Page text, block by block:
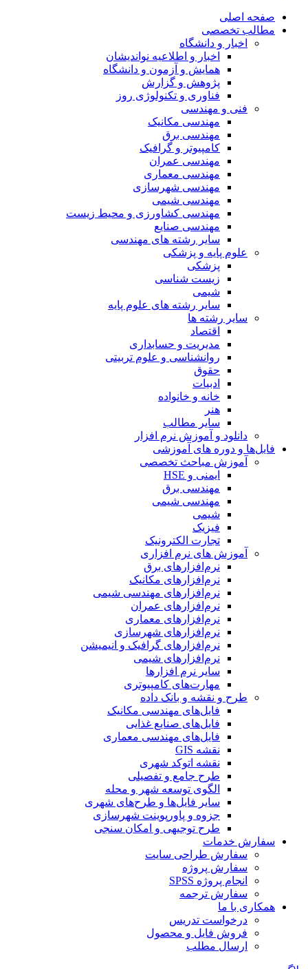
صفحه اصلی
مطالب تخصصی
اخبار و دانشگاه
اخبار و اطلاعیه نواندیشان
همایش و آزمون و دانشگاه
پژوهش و گزارش
فناوری و تکنولوژی روز
فنی و مهندسی
مهندسی مکانیک
مهندسی برق
کامپیوتر و گرافیک
مهندسی عمران
مهندسی معماری
مهندسی شهرسازی
مهندسی شیمی
مهندسی کشاورزی و محیط زیست
مهندسی صنایع
سایر رشته های مهندسی
علوم پایه و پزشکی
پزشکی
زیست شناسی
شیمی
سایر رشته های علوم پایه
سایر رشته ها
اقتصاد
مدیریت و حسابداری
روانشناسی و علوم تربیتی
حقوق
ادبیات
خانه و خانواده
هنر
سایر مطالب
دانلود و آموزش نرم افزار
فایل‌ها و دوره های آموزشی
آموزش مباحث تخصصی
ایمنی و HSE
مهندسی برق
مهندسی شیمی
شیمی
فیزیک
تجارت الکترونیک
آموزش های نرم افزاری
نرم‌افزارهای برق
نرم‌افزارهای مکانیک
نرم‌افزارهای مهندسی شیمی
نرم‌افزارهای عمران
نرم‌افزارهای معماری
نرم‌افزارهای شهرسازی
نرم‌افزارهای گرافیک و انیمیشن
نرم‌افزارهای شیمی
سایر نرم افزارها
مهارت‌های کامپیوتری
طرح و نقشه و بانک داده
فایل‌های مهندسی مکانیک
فایل‌های صنایع غذایی
فایل‌های مهندسی معماری
نقشه GIS
نقشه اتوکد شهری
طرح جامع و تفصیلی
الگوی توسعه شهر و محله
سایر فایل‌ها و طرح‌های شهری
جزوه و پاورپوینت شهرسازی
طرح توجیهی و امکان سنجی
سفارش خدمات
سفارش طراحی سایت
سفارش پروژه
انجام پروژه SPSS
سفارش ترجمه
همکاری با ما
درخواست تدریس
فروش فایل و محصول
ارسال مطلب